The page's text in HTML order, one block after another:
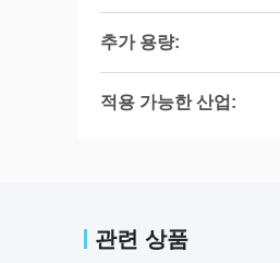
추가 용량:
적용 가능한 산업:
관련 상품